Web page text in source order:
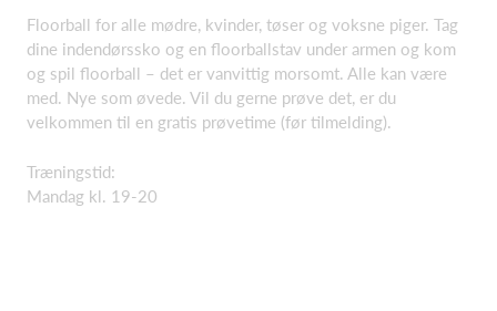
Floorball for alle mødre, kvinder, tøser og voksne piger. Tag
dine indendørssko og en floorballstav under armen og kom
og spil floorball – det er vanvittig morsomt. Alle kan være
med. Nye som øvede. Vil du gerne prøve det, er du
velkommen til en gratis prøvetime (før tilmelding).
Træningstid:
Mandag kl. 19-20